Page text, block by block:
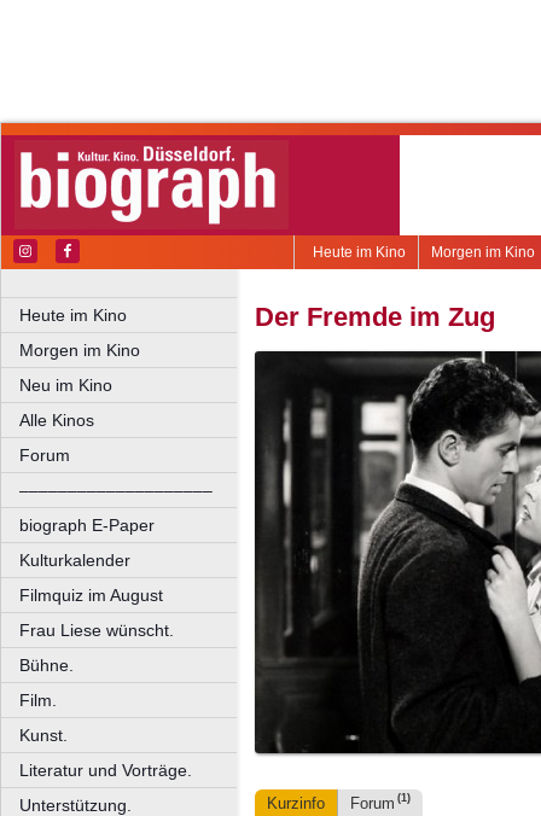
Morgen im Kino
Heute im Kino
Heute im Kino
Morgen im Kino
Neu im Kino
Alle Kinos
Forum
––––––––––––––––––––
biograph E-Paper
Kulturkalender
Filmquiz im August
Frau Liese wünscht.
Bühne.
Film.
Kunst.
Literatur und Vorträge.
Unterstützung.
Der Fremde im Zug
Kurzinfo Forum (1)